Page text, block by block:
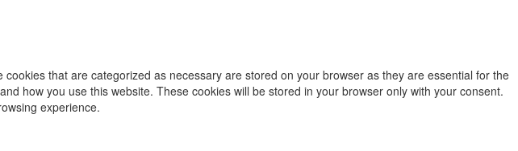
that are categorized as necessary are stored on your browser as they are essential for the
how you use this website. These cookies will be stored in your browser only with your consent.
experience.